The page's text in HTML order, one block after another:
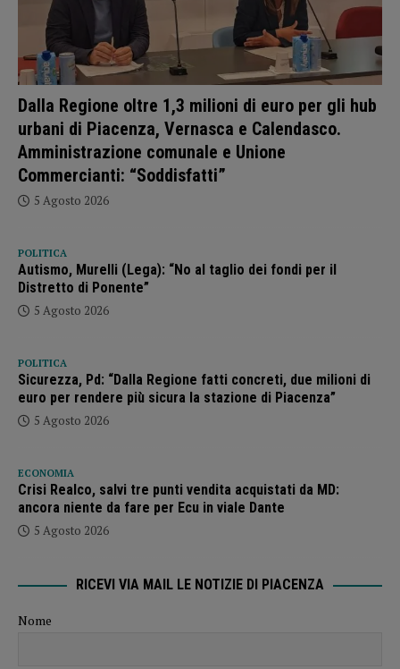
Dalla Regione oltre 1,3 milioni di euro per gli hub
urbani di Piacenza, Vernasca e Calendasco.
Amministrazione comunale e Unione
Commercianti: “Soddisfatti”
5 Agosto 2026
POLITICA
Autismo, Murelli (Lega): “No al taglio dei fondi per il
Distretto di Ponente”
5 Agosto 2026
POLITICA
Sicurezza, Pd: “Dalla Regione fatti concreti, due milioni di
euro per rendere più sicura la stazione di Piacenza”
5 Agosto 2026
ECONOMIA
Crisi Realco, salvi tre punti vendita acquistati da MD:
ancora niente da fare per Ecu in viale Dante
5 Agosto 2026
RICEVI VIA MAIL LE NOTIZIE DI PIACENZA
Nome